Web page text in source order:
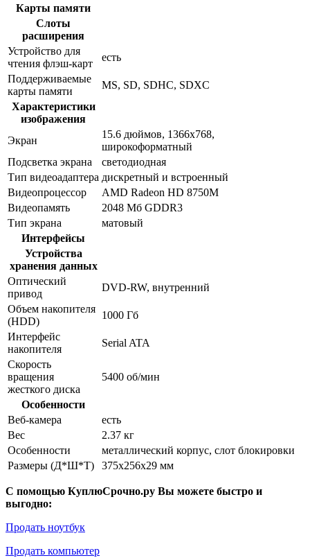
Карты памяти
Слоты
расширения
Устройство для
чтения флэш-карт
есть
Поддерживаемые
карты памяти
MS, SD, SDHC, SDXC
Характеристики
изображения
Экран
15.6 дюймов, 1366x768,
широкоформатный
Подсветка экрана
светодиодная
Тип видеоадаптера дискретный и встроенный
Видеопроцессор
AMD Radeon HD 8750M
Видеопамять
2048 Мб GDDR3
Тип экрана
матовый
Интерфейсы
Устройства
хранения данных
Оптический
привод
DVD-RW, внутренний
Объем накопителя
(HDD)
1000 Гб
Интерфейс
накопителя
Serial ATA
Скорость
вращения
жесткого диска
5400 об/мин
Особенности
Веб-камера
есть
Вес
2.37 кг
Особенности
металлический корпус, слот блокировки
Размеры (Д*Ш*Т)
375x256x29 мм
С помощью КуплюСрочно.ру Вы можете быстро и
выгодно:
Продать ноутбук
Продать компьютер